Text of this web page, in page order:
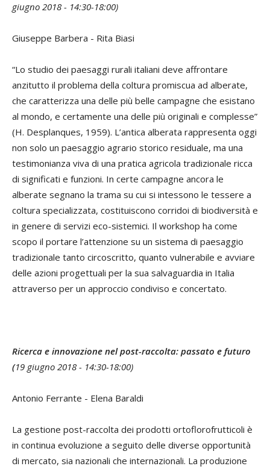
giugno 2018 - 14:30-18:00)
Giuseppe Barbera - Rita Biasi
“Lo studio dei paesaggi rurali italiani deve affrontare
anzitutto il problema della coltura promiscua ad alberate,
che caratterizza una delle più belle campagne che esistano
al mondo, e certamente una delle più originali e complesse”
(H. Desplanques, 1959). L’antica alberata rappresenta oggi
non solo un paesaggio agrario storico residuale, ma una
testimonianza viva di una pratica agricola tradizionale ricca
di significati e funzioni. In certe campagne ancora le
alberate segnano la trama su cui si intessono le tessere a
coltura specializzata, costituiscono corridoi di biodiversità e
in genere di servizi eco-sistemici. Il workshop ha come
scopo il portare l’attenzione su un sistema di paesaggio
tradizionale tanto circoscritto, quanto vulnerabile e avviare
delle azioni progettuali per la sua salvaguardia in Italia
attraverso per un approccio condiviso e concertato.
Ricerca e innovazione nel post-raccolta: passato e futuro
(19 giugno 2018 - 14:30-18:00)
Antonio Ferrante - Elena Baraldi
La gestione post-raccolta dei prodotti ortoflorofrutticoli è
in continua evoluzione a seguito delle diverse opportunità
di mercato, sia nazionali che internazionali. La produzione